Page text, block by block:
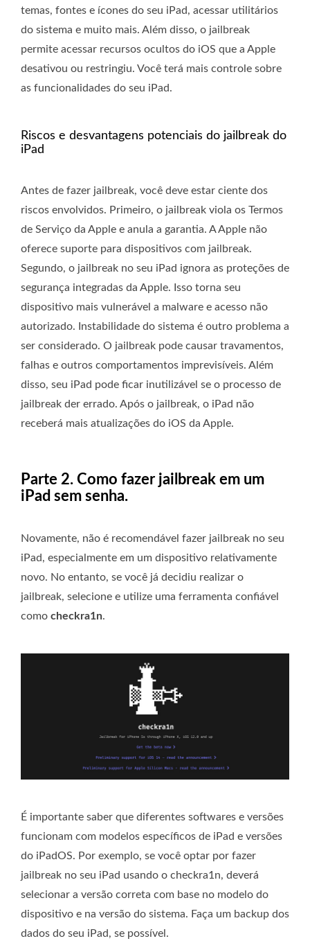
temas, fontes e ícones do seu iPad, acessar utilitários
do sistema e muito mais. Além disso, o jailbreak
permite acessar recursos ocultos do iOS que a Apple
desativou ou restringiu. Você terá mais controle sobre
as funcionalidades do seu iPad.
Riscos e desvantagens potenciais do jailbreak do
iPad
Antes de fazer jailbreak, você deve estar ciente dos
riscos envolvidos. Primeiro, o jailbreak viola os Termos
de Serviço da Apple e anula a garantia. A Apple não
oferece suporte para dispositivos com jailbreak.
Segundo, o jailbreak no seu iPad ignora as proteções de
segurança integradas da Apple. Isso torna seu
dispositivo mais vulnerável a malware e acesso não
autorizado. Instabilidade do sistema é outro problema a
ser considerado. O jailbreak pode causar travamentos,
falhas e outros comportamentos imprevisíveis. Além
disso, seu iPad pode ficar inutilizável se o processo de
jailbreak der errado. Após o jailbreak, o iPad não
receberá mais atualizações do iOS da Apple.
Parte 2. Como fazer jailbreak em um
iPad sem senha.
Novamente, não é recomendável fazer jailbreak no seu
iPad, especialmente em um dispositivo relativamente
novo. No entanto, se você já decidiu realizar o
jailbreak, selecione e utilize uma ferramenta confiável
como checkra1n.
É importante saber que diferentes softwares e versões
funcionam com modelos específicos de iPad e versões
do iPadOS. Por exemplo, se você optar por fazer
jailbreak no seu iPad usando o checkra1n, deverá
selecionar a versão correta com base no modelo do
dispositivo e na versão do sistema. Faça um backup dos
dados do seu iPad, se possível.